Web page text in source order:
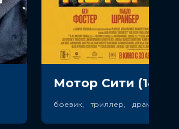
Мотор Сити (18+)